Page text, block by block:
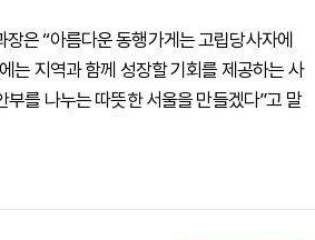
은 “아름다운 동행가게는 고립당사자에
는 지역과 함께 성장할 기회를 제공하는 사
부를 나누는 따뜻한 서울을 만들겠다”고 말